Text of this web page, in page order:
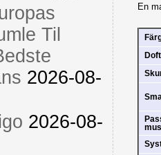
Til
2026-08-
2026-08-
En
Doft